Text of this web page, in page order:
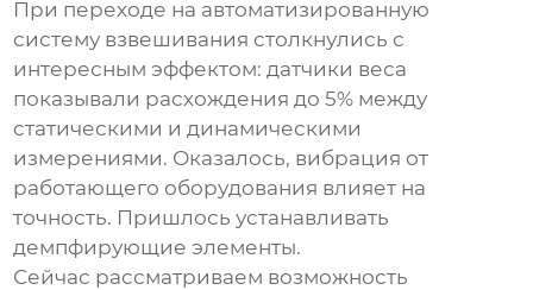
При переходе на автоматизированную
систему взвешивания столкнулись с
интересным эффектом: датчики веса
показывали расхождения до 5% между
статическими и динамическими
измерениями. Оказалось, вибрация от
работающего оборудования влияет на
точность. Пришлось устанавливать
демпфирующие элементы.
Сейчас рассматриваем возможность